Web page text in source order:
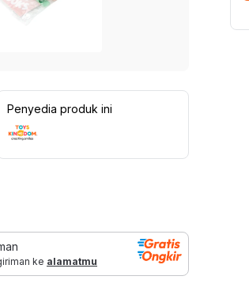
Lampu Indoor
Ide dan Inspirasi
Living Room Goals
Shades of Brown
Statis 8.5Be -
Penyedia produk ini
ke alamatmu